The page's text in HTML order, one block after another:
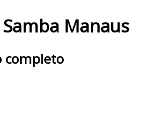
Manaus
completo